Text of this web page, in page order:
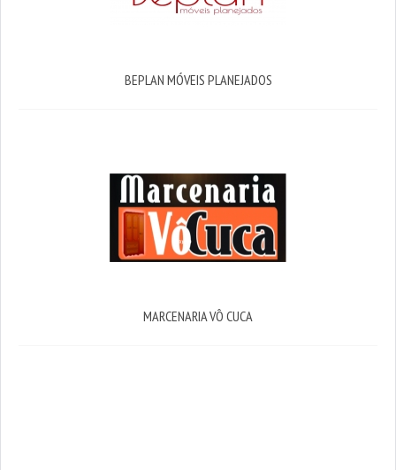
BEPLAN MÓVEIS PLANEJADOS
MARCENARIA VÔ CUCA